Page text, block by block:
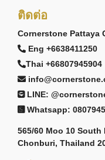
ติดต่อ
Cornerstone Pattaya
Eng +6638411250
Thai +66807945904
LINE:
Whatsapp:
565/60 Moo 10 South
Chonburi, Thailand